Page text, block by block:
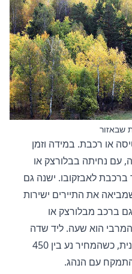
שבאזור
או רכבת. במידה וזמן
עם נחיתה בבלורצק או
ברכבת לאבזקובו. ישנה גם
את התיירים ישירות
גם ברכב מבלורצק או
המרבי הוא שעה. ליד שדה
התעופה ישנה אפשרות לקחת מונית, כשהמחיר נע בין 450